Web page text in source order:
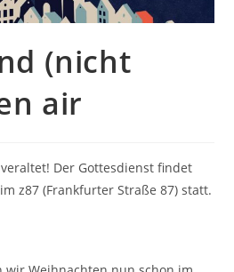
(nicht
air
Der Gottesdienst findet
z87 (Frankfurter Straße 87) statt.